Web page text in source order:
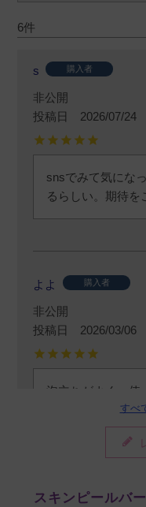
6
s 購入者
非公開
投稿日
2026/07/24
snsでみて気にな
るらしい。期待を
よよ 購入者
非公開
投稿日
2026/03/06
泡立ちがよく、使
トーンアップを
私が乾燥肌なの
保湿はマストです
すべ
スキンピールバ